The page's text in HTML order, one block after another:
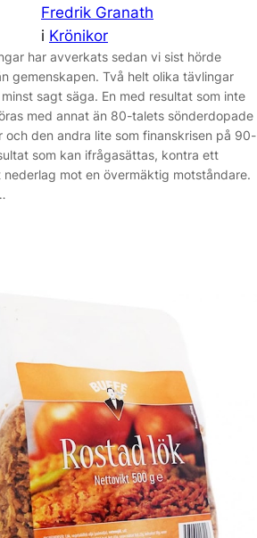
Fredrik Granath
i Krönikor
har avverkats sedan vi sist hörde
gemenskapen. Två helt olika tävlingar
sagt säga. En med resultat som inte
med annat än 80-talets sönderdopade
och den andra lite som finanskrisen på 90-
som kan ifrågasättas, kontra ett
nederlag mot en övermäktig motståndare.